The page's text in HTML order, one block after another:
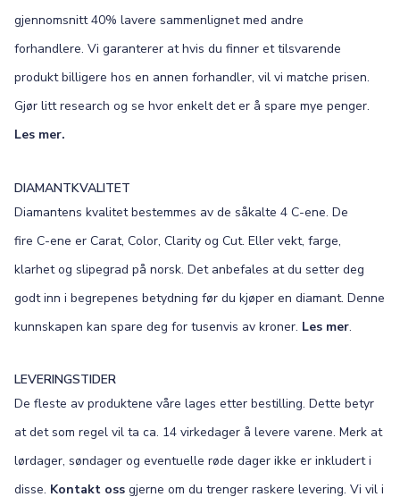
gjennomsnitt 40% lavere sammenlignet med andre
forhandlere. Vi garanterer at hvis du finner et tilsvarende
produkt billigere hos en annen forhandler, vil vi matche prisen.
Gjør litt research og se hvor enkelt det er å spare mye penger.
Les mer.
DIAMANTKVALITET
Diamantens kvalitet bestemmes av de såkalte 4 C-ene. De
fire C-ene er Carat, Color, Clarity og Cut. Eller vekt, farge,
klarhet og slipegrad på norsk. Det anbefales at du setter deg
godt inn i begrepenes betydning før du kjøper en diamant. Denne
kunnskapen kan spare deg for tusenvis av kroner. Les mer.
LEVERINGSTIDER
De fleste av produktene våre lages etter bestilling. Dette betyr
at det som regel vil ta ca. 14 virkedager å levere varene. Merk at
lørdager, søndager og eventuelle røde dager ikke er inkludert i
disse. Kontakt oss gjerne om du trenger raskere levering. Vi vil i